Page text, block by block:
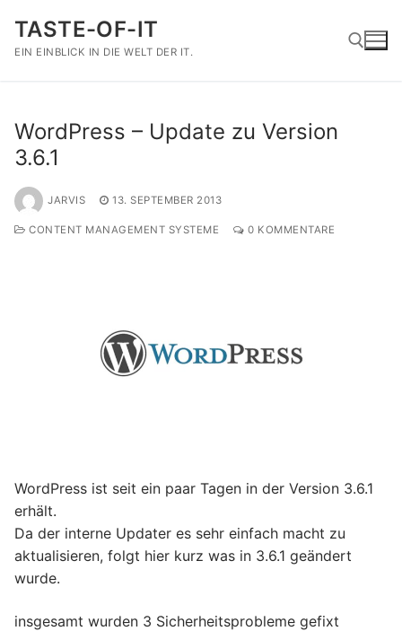
Inhalt
springen
TASTE-OF-IT
EIN EINBLICK IN DIE WELT DER IT.
WordPress – Update zu Version
3.6.1
JARVIS 13. SEPTEMBER 2013
CONTENT MANAGEMENT SYSTEME 0 KOMMENTARE
WordPress ist seit ein paar Tagen in der Version 3.6.1
erhält.
Da der interne Updater es sehr einfach macht zu
aktualisieren, folgt hier kurz was in 3.6.1 geändert
wurde.
insgesamt wurden 3 Sicherheitsprobleme gefixt